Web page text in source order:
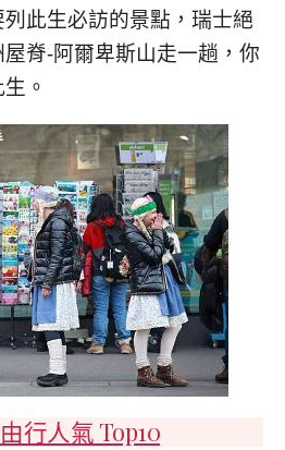
此生必訪的景點，瑞士絕
脊-阿爾卑斯山走一趟，你
。
行人氣 Top10